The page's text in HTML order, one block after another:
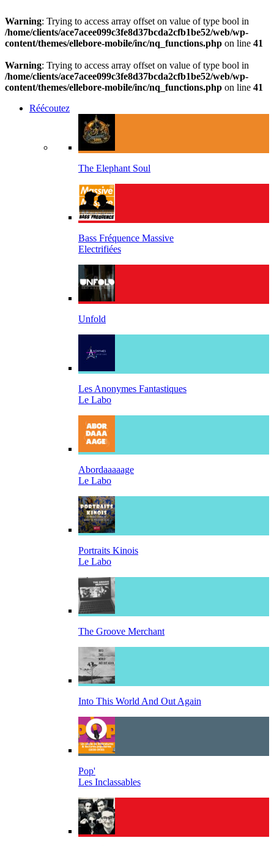
Warning: Trying to access array offset on value of type bool in
/home/clients/ace7acee099c3fe8d37bcda2cfb1be52/web/wp-
content/themes/ellebore-mobile/inc/nq_functions.php on line 41
Warning: Trying to access array offset on value of type bool in
/home/clients/ace7acee099c3fe8d37bcda2cfb1be52/web/wp-
content/themes/ellebore-mobile/inc/nq_functions.php on line 41
Réécoutez
The Elephant Soul
Bass Fréquence Massive
Electrifiées
Unfold
Les Anonymes Fantastiques
Le Labo
Abordaaaaage
Le Labo
Portraits Kinois
Le Labo
The Groove Merchant
Into This World And Out Again
Pop'
Les Inclassables